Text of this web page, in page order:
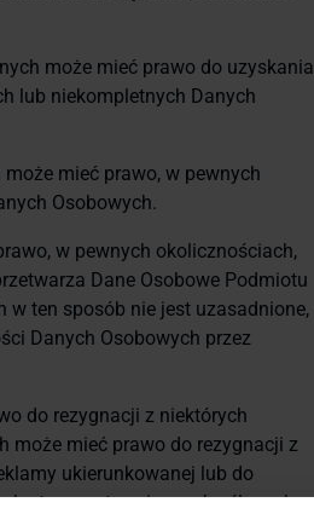
może mieć prawo do uzyskania
lub niekompletnych Danych
mieć prawo, w pewnych
Osobowych.
w pewnych okolicznościach,
Dane Osobowe Podmiotu
w ten sposób nie jest uzasadnione,
Danych Osobowych przez
do rezygnacji z niektórych
może mieć prawo do rezygnacji z
ukierunkowanej lub do
stronom trzecim w określonych